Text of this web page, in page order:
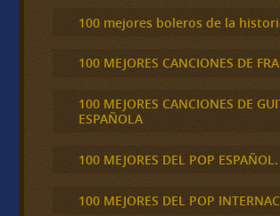
100 mejores boleros de la
100 MEJORES CANCIONES DE
100 MEJORES CANCIONES DE
ESPAÑOLA
100 MEJORES DEL POP ESPAÑOL.
100 MEJORES DEL POP